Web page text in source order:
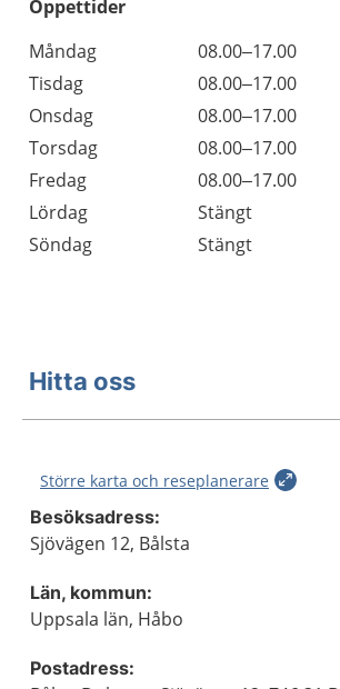
Öppettider
Dag
Öppettider
Kommentarer
Måndag
08.00–17.00
Tisdag
08.00–17.00
Onsdag
08.00–17.00
Torsdag
08.00–17.00
Fredag
08.00–17.00
Lördag
Stängt
Söndag
Stängt
Hitta oss
Större karta och reseplanerare
Besöksadress:
Sjövägen 12, Bålsta
Län, kommun:
Uppsala län, Håbo
Postadress: